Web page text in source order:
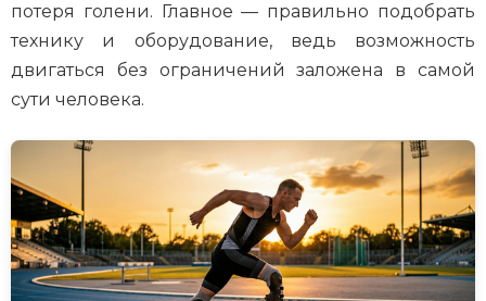
потеря голени. Главное — правильно подобрать
технику и оборудование, ведь возможность
двигаться без ограничений заложена в самой
сути человека.